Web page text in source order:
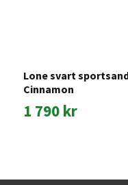
Lone svart
Cinnamon
1 790 kr